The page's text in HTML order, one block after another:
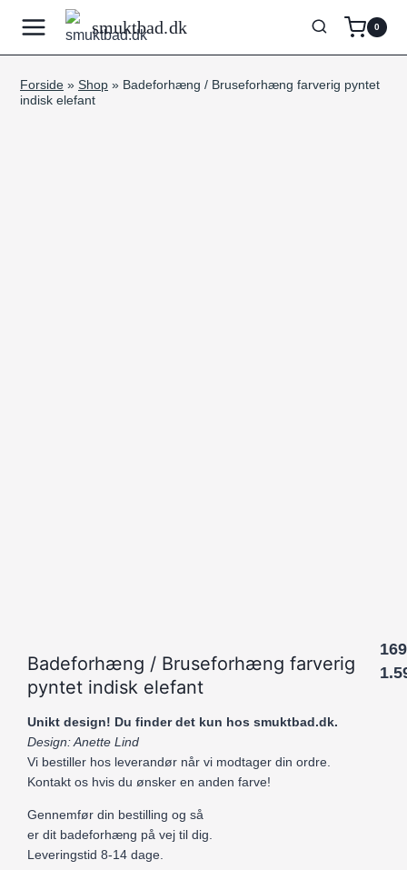
indhold
smuktbad.dk 0
Forside » Shop » Badeforhæng / Bruseforhæng farverig pyntet
indisk elefant
Badeforhæng / Bruseforhæng farverig
pyntet indisk elefant
Unikt design! Du finder det kun hos smuktbad.dk.
Design: Anette Lind
Vi bestiller hos leverandør når vi modtager din ordre.
Kontakt os hvis du ønsker en anden farve!
Gennemfør din bestilling og så
er dit badeforhæng på vej til dig.
Leveringstid 8-14 dage.